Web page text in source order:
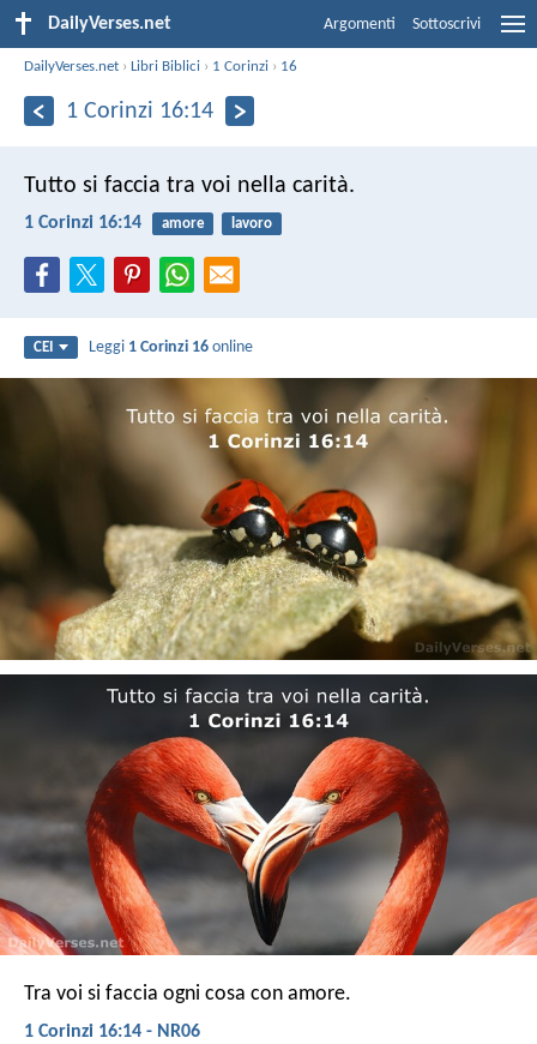
DailyVerses.net Argomenti Sottoscrivi
DailyVerses.net ›Libri Biblici › 1 Corinzi › 16
1 Corinzi 16:14
Tutto si faccia tra voi nella carità.
1 Corinzi 16:14 amore lavoro
CEI Leggi 1 Corinzi 16 online
Tra voi si faccia ogni cosa con amore.
1 Corinzi 16:14 - NR06